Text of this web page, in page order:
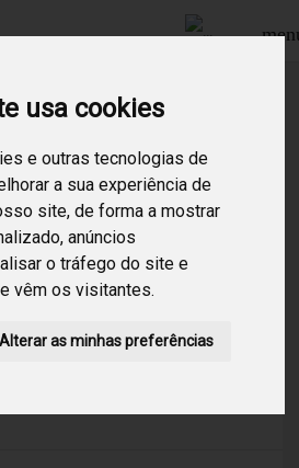
usa cookies
e outras tecnologias de
a sua experiência de
site, de forma a mostrar
anúncios
o tráfego do site e
vêm os visitantes.
Alterar as minhas preferências
Procurar
para: portugal
dedicado à música ligeira
A presença dos mais prestigiados